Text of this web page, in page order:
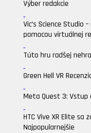
Výber redakcie
Vic’s Science Studio
pomocou virtuálnej
Túto hru radšej
Green Hell VR
Meta Quest 3: Vstup
HTC Vive XR Elite sa
Najpopularnejšie